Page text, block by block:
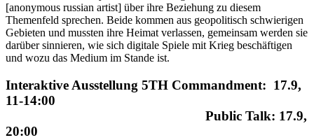
[anonymous russian artist] über ihre Beziehung zu diesem
Themenfeld sprechen. Beide kommen aus geopolitisch schwierigen
Gebieten und mussten ihre Heimat verlassen, gemeinsam werden sie
darüber sinnieren, wie sich digitale Spiele mit Krieg beschäftigen
und wozu das Medium im Stande ist.
Interaktive Ausstellung 5TH Commandment: 17.9,
11-14:00
Public Talk: 17.9,
20:00